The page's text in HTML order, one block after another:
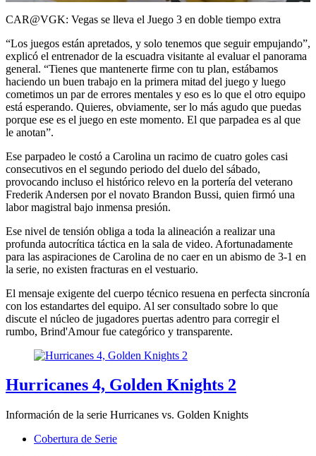
Video
CAR@VGK: Vegas se lleva el Juego 3 en doble tiempo extra
“Los juegos están apretados, y solo tenemos que seguir empujando”,
explicó el entrenador de la escuadra visitante al evaluar el panorama
general. “Tienes que mantenerte firme con tu plan, estábamos
haciendo un buen trabajo en la primera mitad del juego y luego
cometimos un par de errores mentales y eso es lo que el otro equipo
está esperando. Quieres, obviamente, ser lo más agudo que puedas
porque ese es el juego en este momento. El que parpadea es al que
le anotan”.
Ese parpadeo le costó a Carolina un racimo de cuatro goles casi
consecutivos en el segundo periodo del duelo del sábado,
provocando incluso el histórico relevo en la portería del veterano
Frederik Andersen por el novato Brandon Bussi, quien firmó una
labor magistral bajo inmensa presión.
Ese nivel de tensión obliga a toda la alineación a realizar una
profunda autocrítica táctica en la sala de video. Afortunadamente
para las aspiraciones de Carolina de no caer en un abismo de 3-1 en
la serie, no existen fracturas en el vestuario.
El mensaje exigente del cuerpo técnico resuena en perfecta sincronía
con los estandartes del equipo. Al ser consultado sobre lo que
discute el núcleo de jugadores puertas adentro para corregir el
rumbo, Brind'Amour fue categórico y transparente.
Hurricanes 4, Golden Knights 2
Información de la serie Hurricanes vs. Golden Knights
Cobertura de Serie